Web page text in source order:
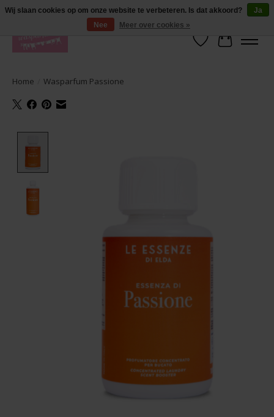
De lekkerste geuren wasparfum in uw eigen shop. Testers nodig? Ga naar
producten --> wasparfum --> geurtester
Verlanglijst
Home Wasparfum Passione
Wij slaan cookies op om onze website te verbeteren. Is dat akkoord?
Ja
Nee
Meer over cookies »